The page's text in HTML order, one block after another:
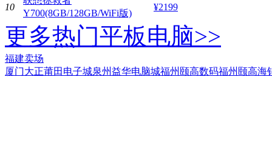
10
Y700(8GB/128GB/WiFi版)
¥2199
更多热门平板电脑>>
福建卖场
厦门大正莆田电子城泉州益华电脑城福州颐高数码福州颐高海